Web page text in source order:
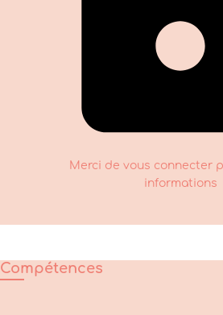
Merci de vous connecter
informations
Compétences